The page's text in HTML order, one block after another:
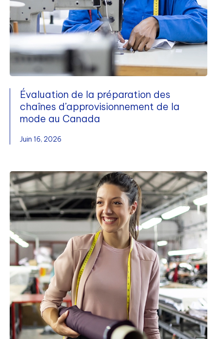
Évaluation de la préparation des
chaînes d’approvisionnement de la
mode au Canada
Juin 16, 2026